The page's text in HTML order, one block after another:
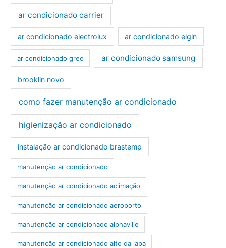
ar condicionado carrier
ar condicionado electrolux ar condicionado elgin
ar condicionado gree ar condicionado samsung
brooklin novo
como fazer manutenção ar condicionado
higienização ar condicionado
instalação ar condicionado brastemp
manutenção ar condicionado
manutenção ar condicionado aclimação
manutenção ar condicionado aeroporto
manutenção ar condicionado alphaville
manutenção ar condicionado alto da lapa